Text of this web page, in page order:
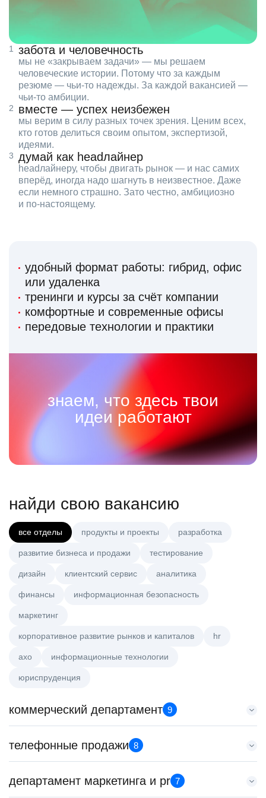
забота и человечность
мы не «закрываем задачи» — мы решаем
человеческие истории. Потому что за каждым
резюме — чьи‑то надежды. За каждой вакансией —
чьи‑то амбиции.
вместе — успех неизбежен
мы верим в силу разных точек зрения. Ценим всех,
кто готов делиться своим опытом, экспертизой,
идеями.
думай как headлайнер
headлайнеру, чтобы двигать рынок — и нас самих
вперёд, иногда надо шагнуть в неизвестное. Даже
если немного страшно. Зато честно, амбициозно
и по‑настоящему.
удобный формат работы: гибрид, офис
или удаленка
тренинги и курсы за счёт компании
комфортные и современные офисы
передовые технологии и практики
знаем, что здесь твои
идеи работают
найди свою вакансию
все отделы продукты и проекты разработка
развитие бизнеса и продажи тестирование
дизайн клиентский сервис аналитика
финансы информационная безопасность
маркетинг
корпоративное развитие рынков и капиталов hr
axo информационные технологии
юриспруденция
коммерческий департамент 9
Менеджер по работе с ключевыми клиентами (КАМ)
HeadHunter::Коммерческий департамент
з/п не указана
телефонные продажи 8
Менеджер по продажам в сегменте малого и среднего
бизнеса
департамент маркетинга и pr 7